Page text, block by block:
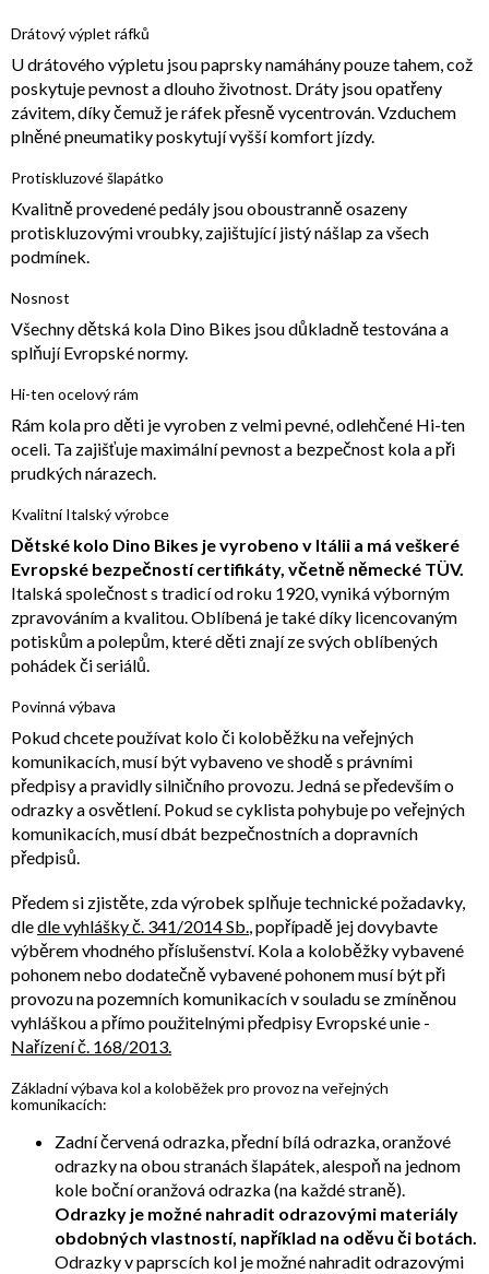
Drátový výplet ráfků
U drátového výpletu jsou paprsky namáhány pouze tahem, což
poskytuje pevnost a dlouho životnost. Dráty jsou opatřeny
závitem, díky čemuž je ráfek přesně vycentrován. Vzduchem
plněné pneumatiky poskytují vyšší komfort jízdy.
Protiskluzové šlapátko
Kvalitně provedené pedály jsou oboustranně osazeny
protiskluzovými vroubky, zajištující jistý nášlap za všech
podmínek.
Nosnost
Všechny dětská kola Dino Bikes jsou důkladně testována a
splňují Evropské normy.
Hi-ten ocelový rám
Rám kola pro děti je vyroben z velmi pevné, odlehčené Hi-ten
oceli. Ta zajišťuje maximální pevnost a bezpečnost kola a při
prudkých nárazech.
Kvalitní Italský výrobce
Dětské kolo Dino Bikes je vyrobeno v Itálii a má veškeré
Evropské bezpečností certifikáty, včetně německé TÜV.
Italská společnost s tradicí od roku 1920, vyniká výborným
zpravováním a kvalitou. Oblíbená je také díky licencovaným
potiskům a polepům, které děti znají ze svých oblíbených
pohádek či seriálů.
Povinná výbava
Pokud chcete používat kolo či koloběžku na veřejných
komunikacích, musí být vybaveno ve shodě s právními
předpisy a pravidly silničního provozu. Jedná se především o
odrazky a osvětlení. Pokud se cyklista pohybuje po veřejných
komunikacích, musí dbát bezpečnostních a dopravních
předpisů.
Předem si zjistěte, zda výrobek splňuje technické požadavky,
dledle vyhlášky č. 341/2014 Sb., popřípadě jej dovybavte
výběrem vhodného příslušenství. Kola a koloběžky vybavené
pohonem nebo dodatečně vybavené pohonem musí být při
provozu na pozemních komunikacích v souladu se zmíněnou
vyhláškou a přímo použitelnými předpisy Evropské unie -
Nařízení č. 168/2013.
Základní výbava kol a koloběžek pro provoz na veřejných
komunikacích:
Zadní červená odrazka, přední bílá odrazka, oranžové
odrazky na obou stranách šlapátek, alespoň na jednom
kole boční oranžová odrazka (na každé straně).
Odrazky je možné nahradit odrazovými materiály
obdobných vlastností, například na oděvu či botách.
Odrazky v paprscích kol je možné nahradit odrazovými